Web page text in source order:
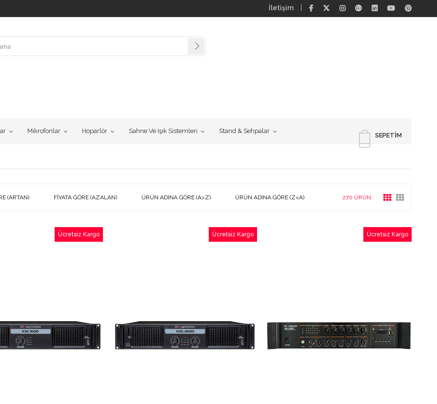
İletişim
SEPETIM
Mikrofonlar Hoparlör Sahne Ve Işık Sistemleri Stand & Sehpalar
(ARTAN) FIYATA GÖRE (AZALAN) ÜRÜN ADINA GÖRE (A>Z) ÜRÜN ADINA GÖRE (Z<A) 270 ÜRÜN
Ücretsiz Kargo Ücretsiz Kargo Ücretsiz Kargo